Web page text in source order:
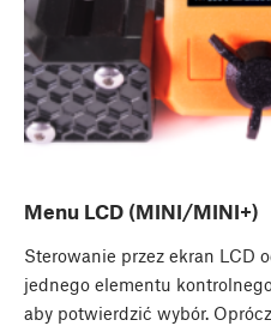
Menu LCD (MINI/MINI+)
Sterowanie przez ekran LCD
jednego elementu
aby potwierdzić wybór.